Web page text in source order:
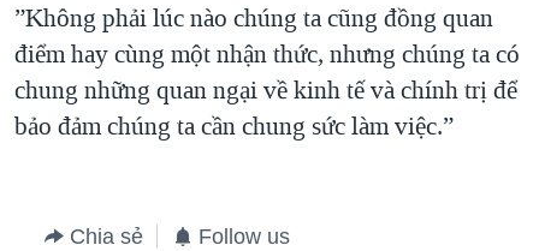
”Không phải lúc nào chúng ta cũng đồng quan
điểm hay cùng một nhận thức, nhưng chúng ta có
chung những quan ngại về kinh tế và chính trị để
bảo đảm chúng ta cần chung sức làm việc.”
Chia sẻ Follow us